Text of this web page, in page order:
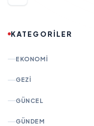
KATEGORİLER
EKONOMI
GEZI
GÜNCEL
GÜNDEM